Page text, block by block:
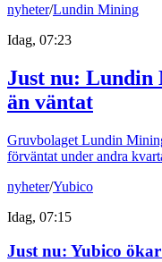
nyheter/Lundin Mining
Idag, 07:23
Just nu: Lundin
än väntat
Gruvbolaget Lundin
förväntat under andra
nyheter/Yubico
Idag, 07:15
Just nu: Yubico